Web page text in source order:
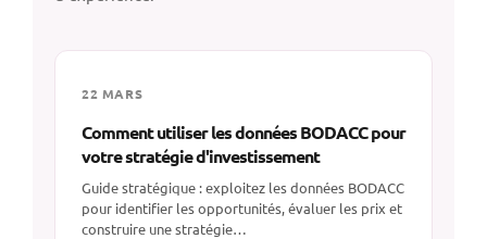
22 MARS
Comment utiliser les données BODACC pour
votre stratégie d'investissement
Guide stratégique : exploitez les données BODACC
pour identifier les opportunités, évaluer les prix et
construire une stratégie…